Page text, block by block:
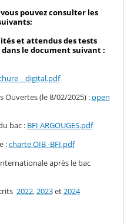
pouvez consulter les
et attendus des tests
le document suivant :
_ digital.pdf
Ouvertes (le 8/02/2025) :open
bac : BFI ARGOUGES.pdf
:charte OIB -BFI.pdf
après le bac
2022,2023et2024